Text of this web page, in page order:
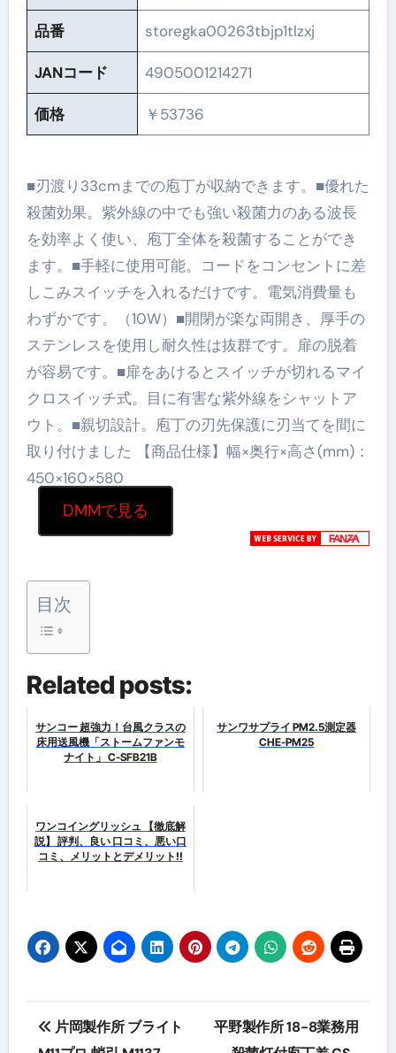
品番 storegka00263tbjp1tlzxj
JANコード 4905001214271
価格 ￥53736
■刃渡り33cmまでの庖丁が収納できます。■優れた
殺菌効果。紫外線の中でも強い殺菌力のある波長
を効率よく使い、庖丁全体を殺菌することができ
ます。■手軽に使用可能。コードをコンセントに差
しこみスイッチを入れるだけです。電気消費量も
わずかです。（10W）■開閉が楽な両開き、厚手の
ステンレスを使用し耐久性は抜群です。扉の脱着
が容易です。■扉をあけるとスイッチが切れるマイ
クロスイッチ式。目に有害な紫外線をシャットア
ウト。■親切設計。庖丁の刃先保護に刃当てを間に
取り付けました 【商品仕様】幅×奥行×高さ(mm)：
450×160×580
DMMで見る
目次
Related posts:
サンコー 超強力！台風クラスの
床用送風機「ストームファンモ
ナイト」 C-SFB21B
サンワサプライ PM2.5測定器
CHE-PM25
ワンコイングリッシュ 【徹底解
説】 評判、良い 口コミ、悪い口
コミ、メリットとデメリット!!
投 片岡製作所 ブライト
平野製作所 18-8業務用